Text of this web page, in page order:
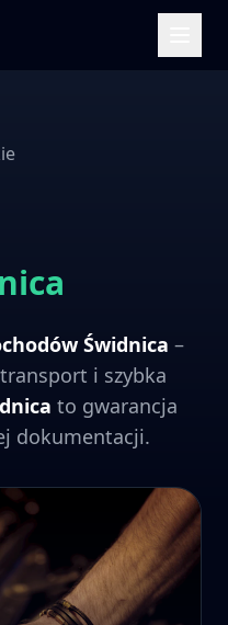
Świdnica –
i szybka
to gwarancja
dokumentacji.